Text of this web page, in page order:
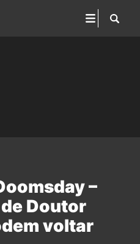
–
Doutor
voltar